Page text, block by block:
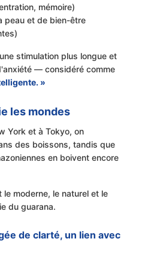
mémoire)
peau et de bien-être
stimulation plus longue et
— considéré comme
»
les mondes
York et à Tokyo, on
des boissons, tandis que
en boivent encore
moderne, le naturel et le
du guarana.
de clarté, un lien avec